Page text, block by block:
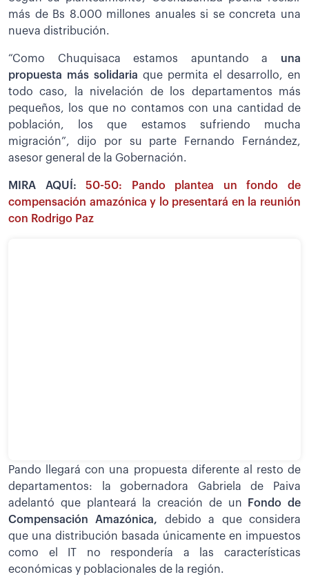
más de Bs 8.000 millones anuales si se concreta una
nueva distribución.
“Como Chuquisaca estamos apuntando a una
propuesta más solidaria que permita el desarrollo, en
todo caso, la nivelación de los departamentos más
pequeños, los que no contamos con una cantidad de
población, los que estamos sufriendo mucha
migración”, dijo por su parte Fernando Fernández,
asesor general de la Gobernación.
MIRA AQUÍ:50-50: Pando plantea un fondo de
compensación amazónica y lo presentará en la reunión
con Rodrigo Paz
Pando llegará con una propuesta diferente al resto de
departamentos: la gobernadora Gabriela de Paiva
adelantó que planteará la creación de un
Fondo de
Compensación Amazónica, debido a que considera
que una distribución basada únicamente en impuestos
como el IT no respondería a las características
económicas y poblacionales de la región.